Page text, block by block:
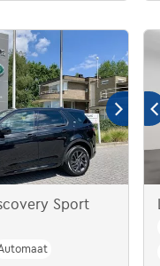
Sport